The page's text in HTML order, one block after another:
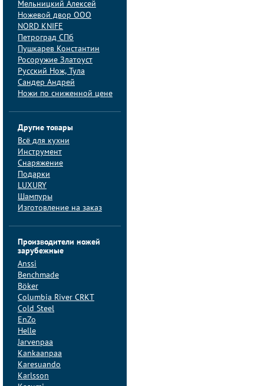
Мельницкий Алексей
Ножевой двор ООО
NORD KNIFE
Петроград СПб
Пушкарев Константин
Росоружие Златоуст
Русский Нож, Тула
Сандер Андрей
Ножи по сниженной цене
Другие товары
Всё для кухни
Инструмент
Снаряжение
Подарки
LUXURY
Шампуры
Изготовление на заказ
Производители ножей
зарубежные
Anssi
Benchmade
Böker
Columbia River CRKT
Cold Steel
EnZo
Helle
Jarvenpaa
Kankaanpaa
Karesuando
Karlsson